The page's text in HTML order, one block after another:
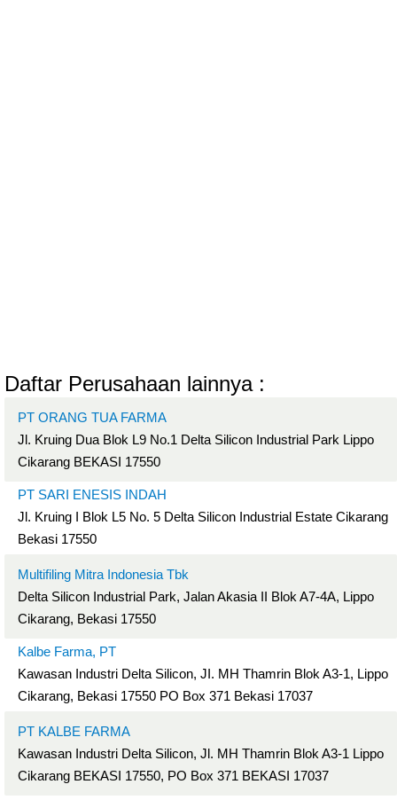
Daftar Perusahaan lainnya :
PT ORANG TUA FARMA
Jl. Kruing Dua Blok L9 No.1 Delta Silicon Industrial Park Lippo
Cikarang BEKASI 17550
PT SARI ENESIS INDAH
Jl. Kruing I Blok L5 No. 5 Delta Silicon Industrial Estate Cikarang
Bekasi 17550
Multifiling Mitra Indonesia Tbk
Delta Silicon Industrial Park, Jalan Akasia II Blok A7-4A, Lippo
Cikarang, Bekasi 17550
Kalbe Farma, PT
Kawasan Industri Delta Silicon, JI. MH Thamrin Blok A3-1, Lippo
Cikarang, Bekasi 17550 PO Box 371 Bekasi 17037
PT KALBE FARMA
Kawasan Industri Delta Silicon, Jl. MH Thamrin Blok A3-1 Lippo
Cikarang BEKASI 17550, PO Box 371 BEKASI 17037